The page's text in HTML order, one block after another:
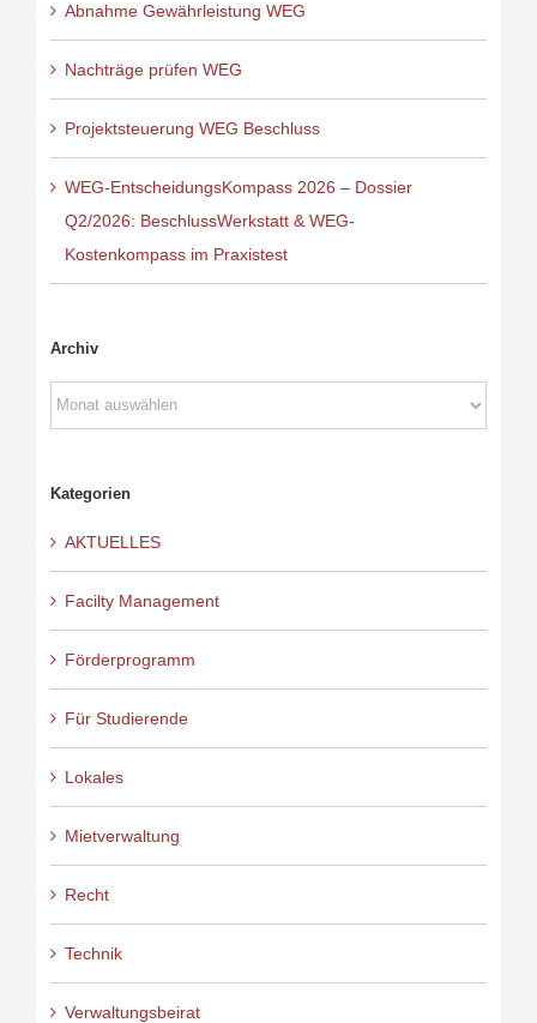
Abnahme Gewährleistung WEG
Nachträge prüfen WEG
Projektsteuerung WEG Beschluss
WEG-EntscheidungsKompass 2026 – Dossier
Q2/2026: BeschlussWerkstatt & WEG-
Kostenkompass im Praxistest
Archiv
Archiv
Kategorien
AKTUELLES
Facilty Management
Förderprogramm
Für Studierende
Lokales
Mietverwaltung
Recht
Technik
Verwaltungsbeirat